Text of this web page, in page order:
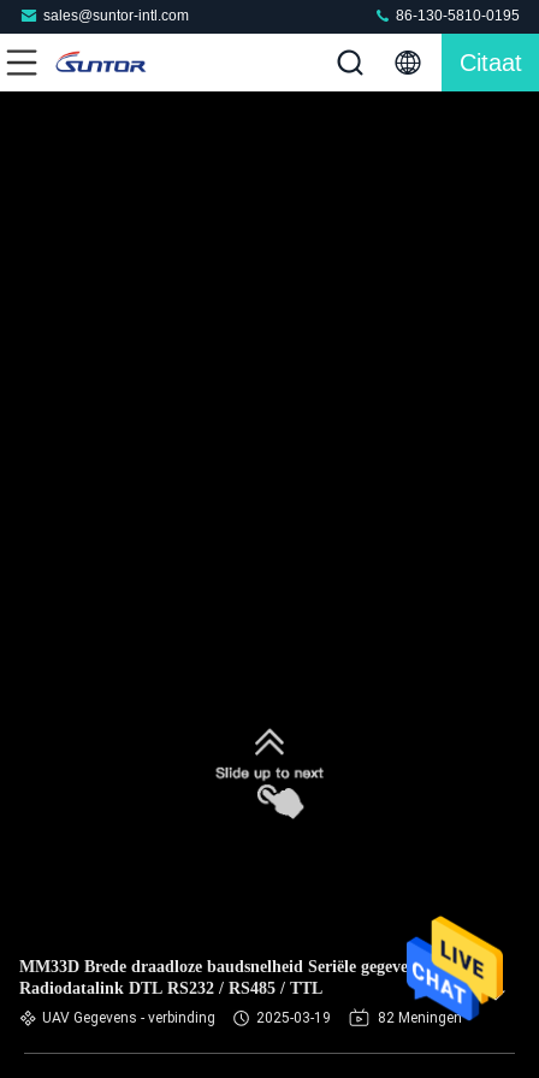
sales@suntor-intl.com 86-130-5810-0195
Citaat
MM33D Brede draadloze baudsnelheid Seriële gegevens
Radiodatalink DTL RS232 / RS485 / TTL
UAV Gegevens - verbinding 2025-03-19 82 Meningen